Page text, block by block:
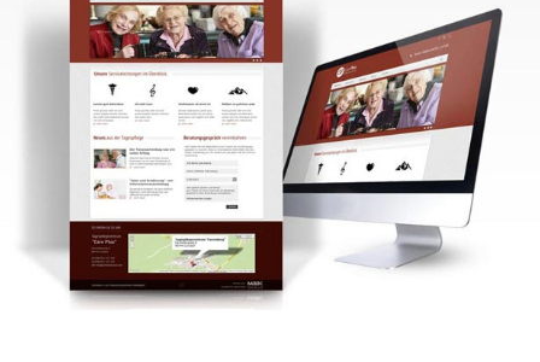
CARE PLUS
Care plus Joomla responsive Template